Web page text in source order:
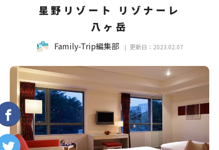
星野リゾート リゾナーレ
八ヶ岳
Family-Trip編集部 更新日：2023.02.07